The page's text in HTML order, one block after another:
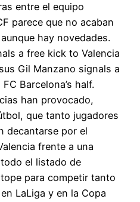
entre el equipo
parece que no acaban
hay novedades.
a free kick to Valencia
Gil Manzano signals a
Barcelona’s half.
han provocado,
que tanto jugadores
decantarse por el
frente a una
el listado de
para competir tanto
LaLiga y en la Copa